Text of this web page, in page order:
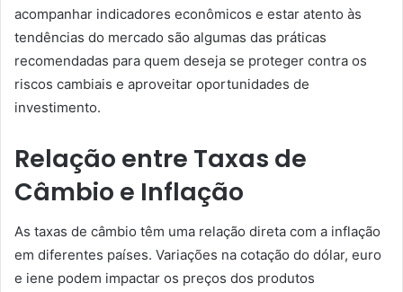
acompanhar indicadores econômicos e estar atento às
tendências do mercado são algumas das práticas
recomendadas para quem deseja se proteger contra os
riscos cambiais e aproveitar oportunidades de
investimento.
Relação entre Taxas de
Câmbio e Inflação
As taxas de câmbio têm uma relação direta com a inflação
em diferentes países. Variações na cotação do dólar, euro
e iene podem impactar os preços dos produtos